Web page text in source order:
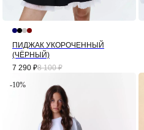
ПИДЖАК УКОРОЧЕННЫЙ
(ЧЁРНЫЙ)
7 290 ₽8 100 ₽
-10%